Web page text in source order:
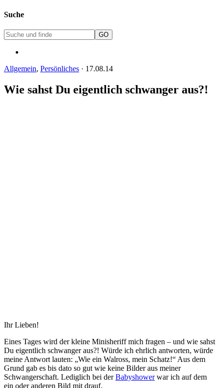
Suche
Allgemein, Persönliches · 17.08.14
Wie sahst Du eigentlich schwanger aus?!
Ihr Lieben!
Eines Tages wird der kleine Minisheriff mich fragen – und wie sahst
Du eigentlich schwanger aus?! Würde ich ehrlich antworten, würde
meine Antwort lauten: „Wie ein Walross, mein Schatz!“ Aus dem
Grund gab es bis dato so gut wie keine Bilder aus meiner
Schwangerschaft. Lediglich bei derBabyshowerwar ich auf dem
ein oder anderen Bild mit drauf.